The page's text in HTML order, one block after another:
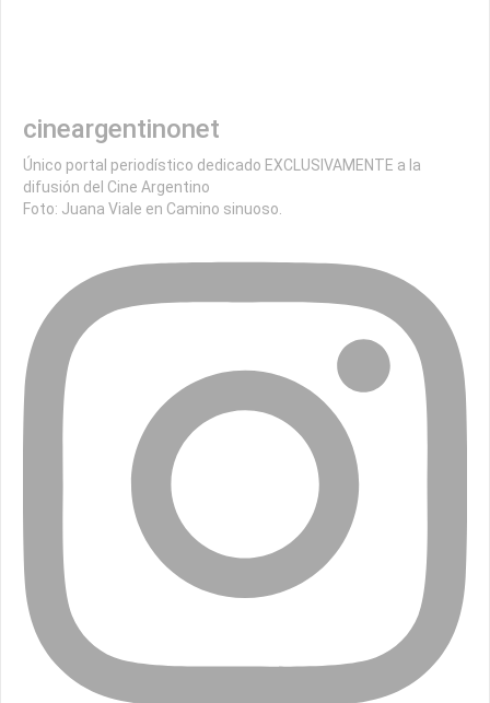
cineargentinonet
Único portal periodístico dedicado EXCLUSIVAMENTE a la
difusión del Cine Argentino
Foto: Juana Viale en Camino sinuoso.